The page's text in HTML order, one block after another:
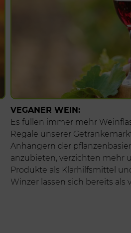
VEGANER WEIN:
Es füllen immer mehr
Regale unserer
Anhängern der
anzubieten, verzichten mehr
Produkte als Klärhilfsmittel
Winzer lassen sich bereits als